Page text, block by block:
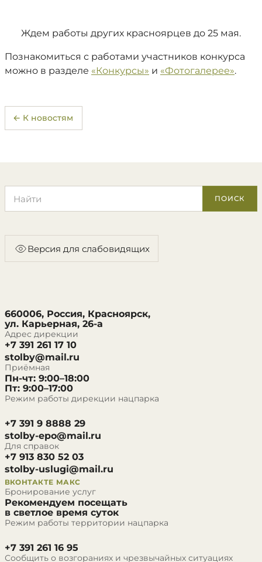
Ждем работы других красноярцев до 25 мая.
Познакомиться с работами участников конкурса
можно в разделе «Конкурсы» и «Фотогалерее».
← К новостям
ПОИСК
Версия для слабовидящих
660006, Россия, Красноярск,
ул. Карьерная, 26-а
Адрес дирекции
+7 391 261 17 10
stolby@mail.ru
Приёмная
Пн-чт: 9:00–18:00
Пт: 9:00–17:00
Режим работы дирекции нацпарка
+7 391 9 8888 29
stolby-epo@mail.ru
Для справок
+7 913 830 52 03
stolby-uslugi@mail.ru
ВКОНТАКТЕ МАКС
Бронирование услуг
Рекомендуем посещать
в светлое время суток
Режим работы территории нацпарка
+7 391 261 16 95
Сообщить о возгораниях и чрезвычайных ситуациях